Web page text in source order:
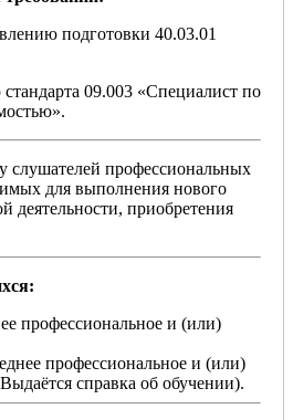
подготовки 40.03.01
09.003 «Специалист по
слушателей профессиональных
для выполнения нового
деятельности, приобретения
профессиональное и (или)
профессиональное и (или)
справка об обучении).